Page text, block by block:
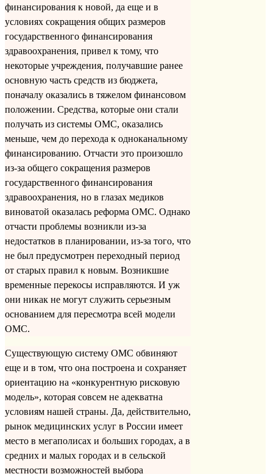
финансирования к новой, да еще и в
условиях сокращения общих размеров
государственного финансирования
здравоохранения, привел к тому, что
некоторые учреждения, получавшие ранее
основную часть средств из бюджета,
поначалу оказались в тяжелом финансовом
положении. Средства, которые они стали
получать из системы ОМС, оказались
меньше, чем до перехода к одноканальному
финансированию. Отчасти это произошло
из-за общего сокращения размеров
государственного финансирования
здравоохранения, но в глазах медиков
виноватой оказалась реформа ОМС. Однако
отчасти проблемы возникли из-за
недостатков в планировании, из-за того, что
не был предусмотрен переходный период
от старых правил к новым. Возникшие
временные перекосы исправляются. И уж
они никак не могут служить серьезным
основанием для пересмотра всей модели
ОМС.
Существующую систему ОМС обвиняют
еще и в том, что она построена и сохраняет
ориентацию на «конкурентную рисковую
модель», которая совсем не адекватна
условиям нашей страны. Да, действительно,
рынок медицинских услуг в России имеет
место в мегаполисах и больших городах, а в
средних и малых городах и в сельской
местности возможностей выбора